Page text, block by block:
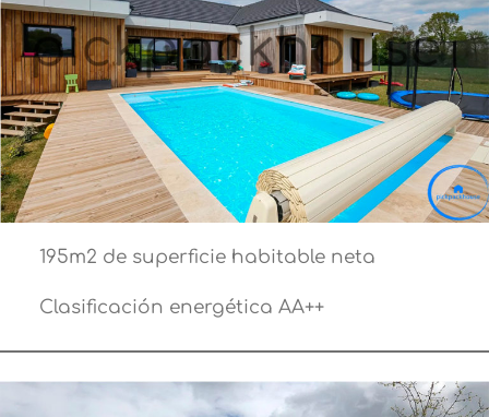
195m2 de superficie habitable neta
Clasificación energética AA++